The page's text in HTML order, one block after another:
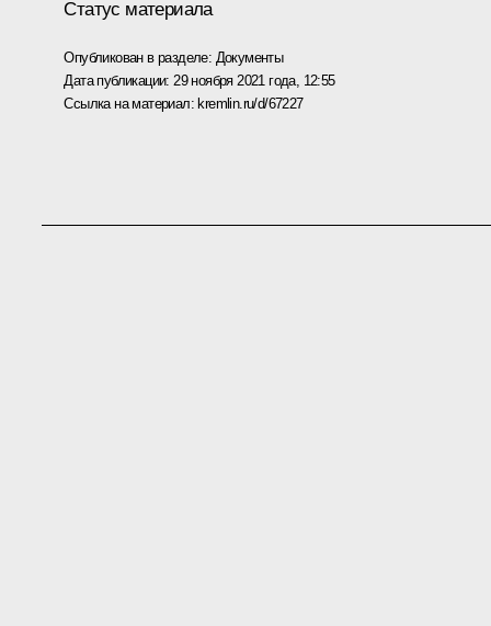
Статус материала
Опубликован в разделе: Документы
Дата публикации: 29 ноября 2021 года, 12:55
Ссылка на материал: kremlin.ru/d/67227